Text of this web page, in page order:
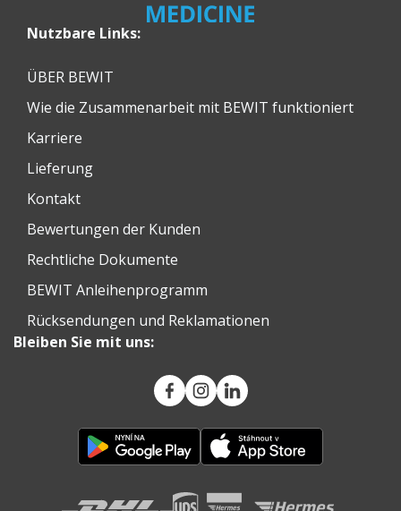
Nutzbare Links:
ÜBER BEWIT
Wie die Zusammenarbeit mit BEWIT funktioniert
Karriere
Lieferung
Kontakt
Bewertungen der Kunden
Rechtliche Dokumente
BEWIT Anleihenprogramm
Rücksendungen und Reklamationen
Bleiben Sie mit uns: